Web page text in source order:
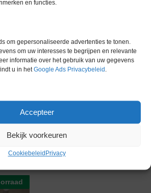
en functies.
om gepersonaliseerde advertenties te tonen.
om uw interesses te begrijpen en relevante
informatie over het gebruik van uw gegevens
u in hetGoogle Ads Privacybeleid .
Accepteer
Bekijk voorkeuren
Cookiebeleid Privacy
0,0 kg
Gebruikt in goede conditie
Biometra
producten